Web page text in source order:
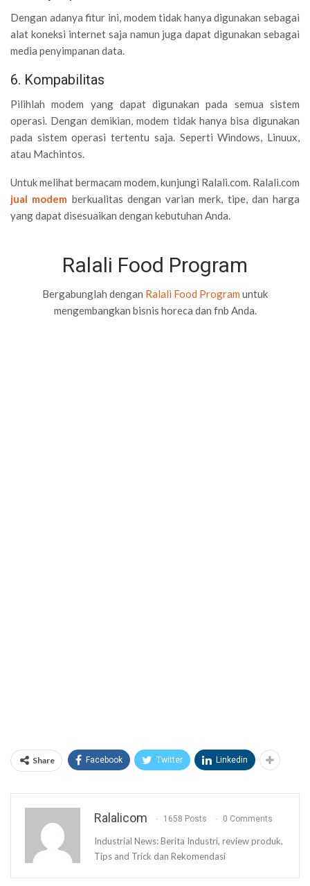
Dengan adanya fitur ini, modem tidak hanya digunakan sebagai
alat koneksi internet saja namun juga dapat digunakan sebagai
media penyimpanan data.
6. Kompabilitas
Pilihlah modem yang dapat digunakan pada semua sistem
operasi. Dengan demikian, modem tidak hanya bisa digunakan
pada sistem operasi tertentu saja. Seperti Windows, Linuux,
atau Machintos.
Untuk melihat bermacam modem, kunjungi Ralali.com. Ralali.com
jual modem berkualitas dengan varian merk, tipe, dan harga
yang dapat disesuaikan dengan kebutuhan Anda.
Ralali Food Program
Bergabunglah dengan Ralali Food Program untuk
mengembangkan bisnis horeca dan fnb Anda.
Share Facebook Twitter Linkedin
Ralalicom 1658 Posts 0 Comments
Industrial News: Berita Industri, review produk,
Tips and Trick dan Rekomendasi